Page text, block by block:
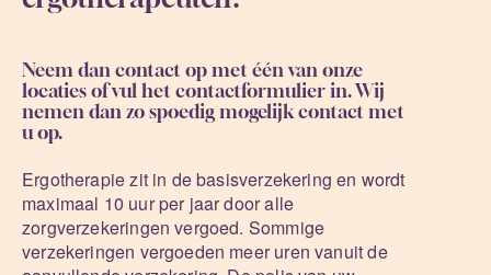
Neem dan contact op met één van onze
locaties of vul het contactformulier in. Wij
nemen dan zo spoedig mogelijk contact met
u op.
Ergotherapie zit in de basisverzekering en wordt
maximaal 10 uur per jaar door alle
zorgverzekeringen vergoed. Sommige
verzekeringen vergoeden meer uren vanuit de